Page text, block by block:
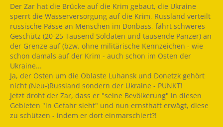
Der Zar hat die Brücke auf die Krim gebaut, die Ukraine
sperrt die Wasserversorgung auf die Krim, Russland verteilt
russische Pässe an Menschen im Donbass, fährt schweres
Geschütz (20-25 Tausend Soldaten und tausende Panzer) an
der Grenze auf (bzw. ohne militärische Kennzeichen - wie
schon damals auf der Krim - auch schon im Osten der
Ukraine...
Ja, der Osten um die Oblaste Luhansk und Donetzk gehört
nicht (Neu-)Russland sondern der Ukraine - PUNKT!
Jetzt droht der Zar, dass er "seine Bevölkerung" in diesen
Gebieten "in Gefahr sieht" und nun ernsthaft erwägt, diese
zu schützen - indem er dort einmarschiert?!